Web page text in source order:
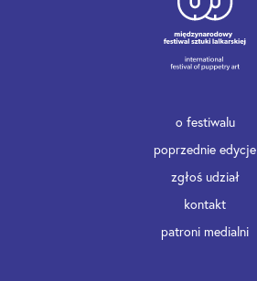
o festiwalu
poprzednie edycje
zgłoś udział
kontakt
patroni medialni